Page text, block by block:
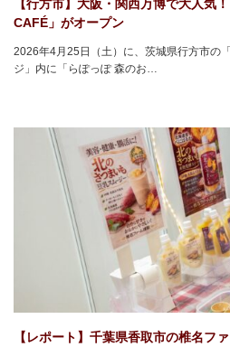
【行方市】大阪・関西万博で大人気
CAFÉ」がオープン
2026年4月25日（土）に、茨城県行方市の
ジ」内に「らぽっぽ 森のお…
【レポート】千葉県香取市の椎名フ